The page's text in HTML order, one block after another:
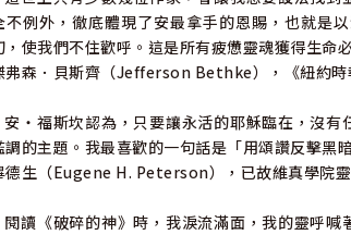
不例外，徹底體現了安最拿手的恩賜，也就是
，使我們不住歡呼。這是所有疲憊靈魂獲得生命
弗森．貝斯齊（Jefferson Bethke），《紐約時
・福斯坎認為，只要讓永活的耶穌臨在，沒有
調的主題。我最喜歡的一句話是「用頌讚反擊
德生（Eugene H. Peterson），已故維真學院
讀《破碎的神》時，我淚流滿面，我的靈呼喊